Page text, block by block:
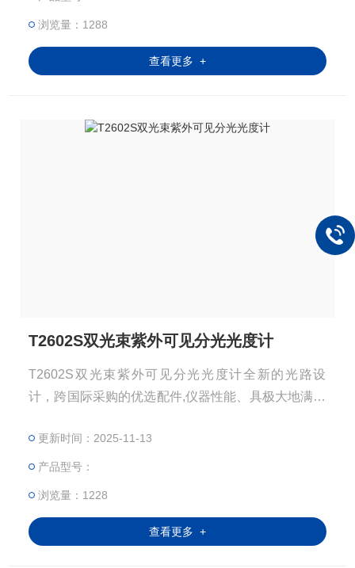
浏览量：1288
查看更多 +
T2602S双光束紫外可见分光光度计
T2602S双光束紫外可见分光光度计全新的光路设
计，跨国际采购的优选配件,仪器性能、具极大地满足
化学、药品分析、食品检验、医药卫生、环境保护、
生命科学等各个领域的科研、生产中。
更新时间：2025-11-13
产品型号：
浏览量：1228
查看更多 +